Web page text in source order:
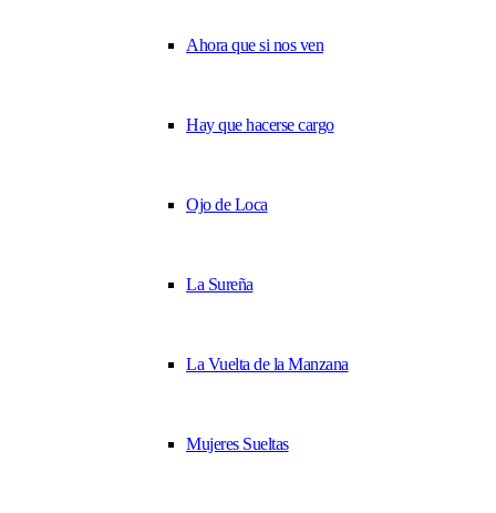
Ahora que si nos ven
Hay que hacerse cargo
Ojo de Loca
La Sureña
La Vuelta de la Manzana
Mujeres Sueltas